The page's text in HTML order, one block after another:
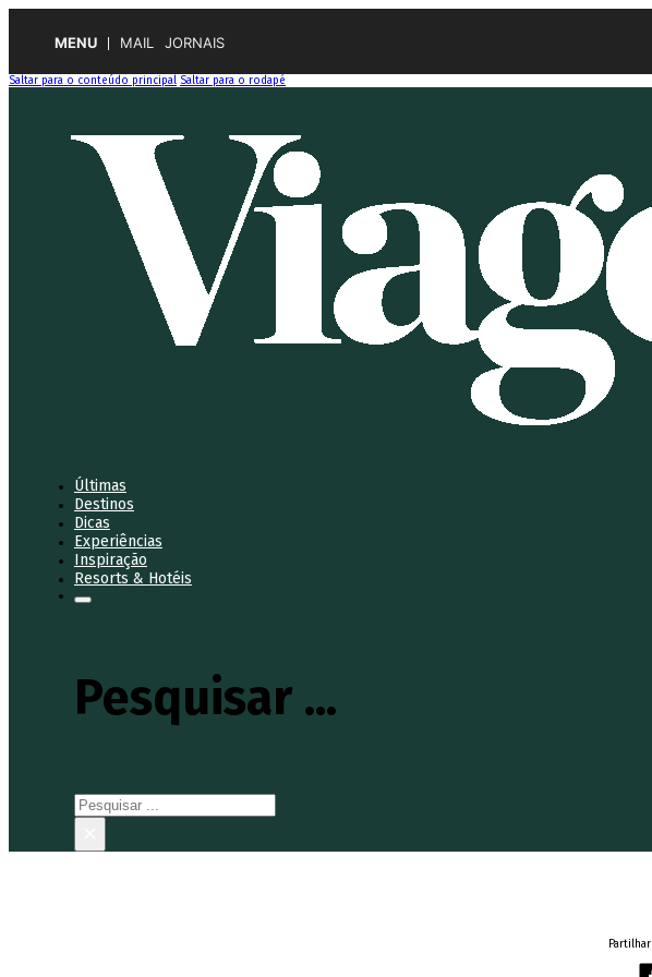
MENU MAIL JORNAIS
Saltar para o conteúdo principal Saltar para o rodapé
Últimas
Destinos
Dicas
Experiências
Inspiração
Resorts & Hotéis
Pesquisar ...
Pesquisar
Partilhar